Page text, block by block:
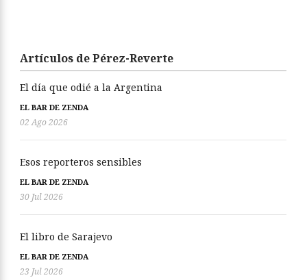
Artículos de Pérez-Reverte
El día que odié a la Argentina
EL BAR DE ZENDA
02 Ago 2026
Esos reporteros sensibles
EL BAR DE ZENDA
30 Jul 2026
El libro de Sarajevo
EL BAR DE ZENDA
23 Jul 2026